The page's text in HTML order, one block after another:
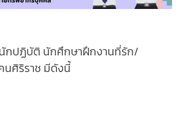
กปฏิบัติ นักศึกษาฝึกงานที่รัก/
ศิริราช มีดังนี้